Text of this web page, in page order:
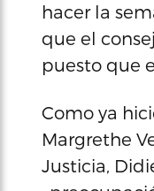
hacer la
que el
puesto que
Como ya
Margrethe
Justicia,